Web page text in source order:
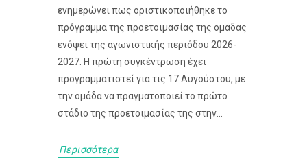
ενημερώνει πως οριστικοποιήθηκε το
πρόγραμμα της προετοιμασίας της ομάδας
ενόψει της αγωνιστικής περιόδου 2026-
2027. Η πρώτη συγκέντρωση έχει
προγραμματιστεί για τις 17 Αυγούστου, με
την ομάδα να πραγματοποιεί το πρώτο
στάδιο της προετοιμασίας της στην...
Περισσότερα